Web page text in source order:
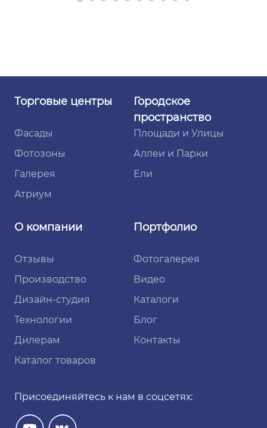
Торговые центры
Фасады
Фотозоны
Галерея
Атриум
Городское
пространство
Площади и Улицы
Аллеи и Парки
Ели
О компании
Отзывы
Производство
Дизайн-студия
Технологии
Дилерам
Каталог товаров
Портфолио
Фотогалерея
Видео
Каталоги
Блог
Контакты
Присоединяйтесь к нам в соцсетях: